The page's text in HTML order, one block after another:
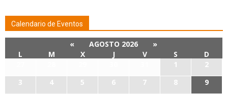
Calendario de Eventos
« AGOSTO 2026
»
L
M X J V S
D
1
2
3
4 5 6 7 8
9